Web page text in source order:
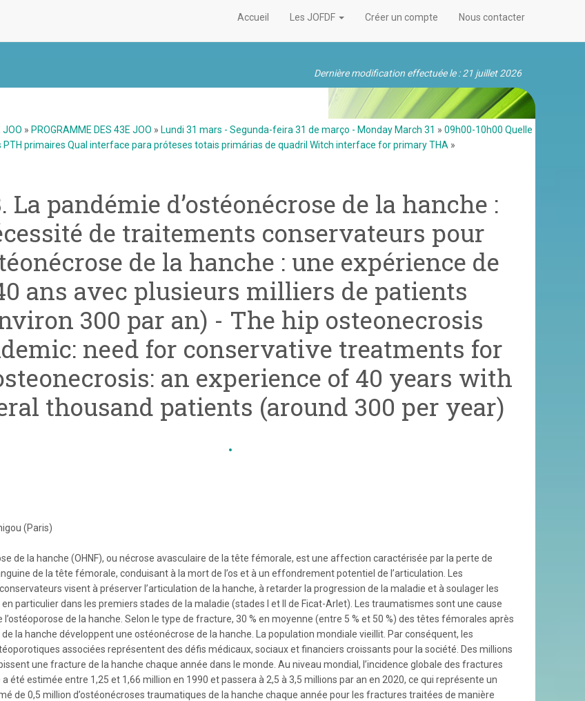
Dernière modification effectuée le : 21 juillet 2026
Accueil Les JOFDF Créer un compte Nous contacter
JOO » PROGRAMME DES 43E JOO » Lundi 31 mars - Segunda-feira 31 de março - Monday March 31 » 09h00-10h00 Quelle
primaires Qual interface para próteses totais primárias de quadril Witch interface for primary THA »
La pandémie d’ostéonécrose de la hanche :
de traitements conservateurs pour
de la hanche : une expérience de
ans avec plusieurs milliers de patients
300 par an) - The hip osteonecrosis
need for conservative treatments for
an experience of 40 years with
thousand patients (around 300 per year)
(Paris)
de la hanche (OHNF), ou nécrose avasculaire de la tête fémorale, est une affection caractérisée par la perte de
de la tête fémorale, conduisant à la mort de l’os et à un effondrement potentiel de l’articulation. Les
visent à préserver l’articulation de la hanche, à retarder la progression de la maladie et à soulager les
particulier dans les premiers stades de la maladie (stades I et II de Ficat-Arlet). Les traumatismes sont une cause
de la hanche. Selon le type de fracture, 30 % en moyenne (entre 5 % et 50 %) des têtes fémorales après
la hanche développent une ostéonécrose de la hanche. La population mondiale vieillit. Par conséquent, les
associées représentent des défis médicaux, sociaux et financiers croissants pour la société. Des millions
une fracture de la hanche chaque année dans le monde. Au niveau mondial, l’incidence globale des fractures
a été estimée entre 1,25 et 1,66 million en 1990 et passera à 2,5 à 3,5 millions par an en 2020, ce qui représente un
de 0,5 million d’ostéonécroses traumatiques de la hanche chaque année pour les fractures traitées de manière